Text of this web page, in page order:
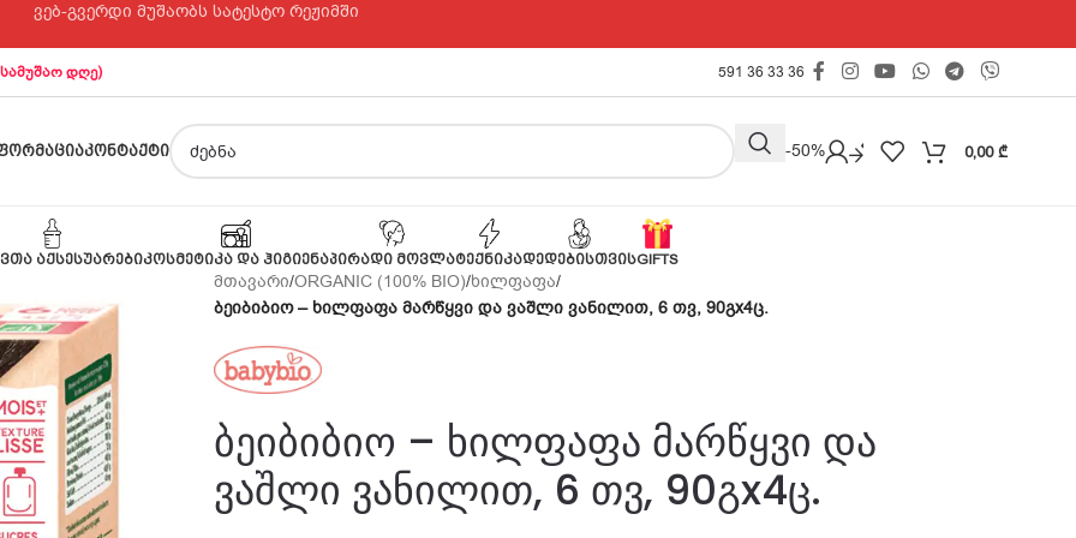
ვებ-გვერდი მუშაობს სატესტო რეჟიმში
დღე) 591 36 33 36
ᲙᲝᲜᲢᲐᲥᲢᲘ Outlet -50% 0,00 ₾
ᲐᲥᲡᲔᲡᲣᲐᲠᲔᲑᲘᲙᲝᲡᲛᲔᲢᲘᲙᲐ ᲓᲐ ᲰᲘᲒᲘᲔᲜᲐᲞᲘᲠᲐᲓᲘ ᲛᲝᲕᲚᲐᲢᲔᲥᲜᲘᲙᲐᲓᲔᲓᲔᲑᲘᲡᲗᲕᲘᲡGIFTS
მთავარი/ORGANIC (100% BIO)/ხილფაფა/
ბეიბიბიო – ხილფაფა მარწყვი და ვაშლი ვანილით, 6 თვ, 90გx4ც.
ბეიბიბიო – ხილფაფა მარწყვი და
ვაშლი ვანილით, 6 თვ, 90გx4ც.